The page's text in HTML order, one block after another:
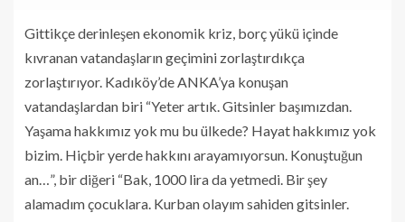
Gittikçe derinleşen ekonomik kriz, borç yükü içinde
kıvranan vatandaşların geçimini zorlaştırdıkça
zorlaştırıyor. Kadıköy’de ANKA’ya konuşan
vatandaşlardan biri “Yeter artık. Gitsinler başımızdan.
Yaşama hakkımız yok mu bu ülkede? Hayat hakkımız yok
bizim. Hiçbir yerde hakkını arayamıyorsun. Konuştuğun
an…”, bir diğeri “Bak, 1000 lira da yetmedi. Bir şey
alamadım çocuklara. Kurban olayım sahiden gitsinler.